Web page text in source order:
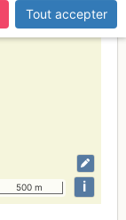
500 m i
Tout accepter